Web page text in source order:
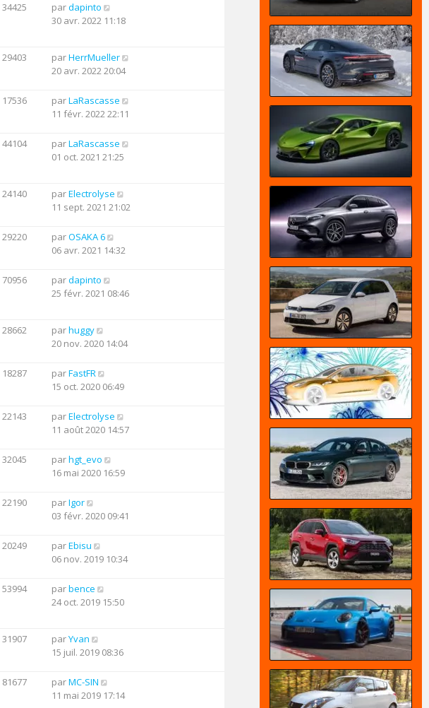
34425 pardapinto
30 avr. 2022 11:18
29403 parHerrMueller
20 avr. 2022 20:04
17536 parLaRascasse
11 févr. 2022 22:11
44104 parLaRascasse
01 oct. 2021 21:25
24140 parElectrolyse
11 sept. 2021 21:02
29220 parOSAKA 6
06 avr. 2021 14:32
70956 pardapinto
25 févr. 2021 08:46
28662 parhuggy
20 nov. 2020 14:04
18287 parFastFR
15 oct. 2020 06:49
22143 parElectrolyse
11 août 2020 14:57
32045 parhgt_evo
16 mai 2020 16:59
22190 parIgor
03 févr. 2020 09:41
20249 parEbisu
06 nov. 2019 10:34
53994 parbence
24 oct. 2019 15:50
31907 parYvan
15 juil. 2019 08:36
81677 parMC-SIN
11 mai 2019 17:14